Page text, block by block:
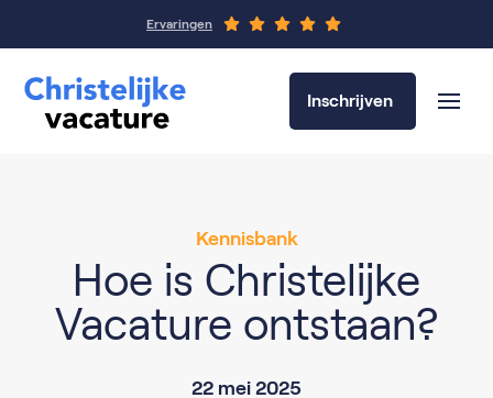
Ervaringen
Inschrijven
Kennisbank
Hoe is Christelijke
Vacature ontstaan?
22 mei 2025